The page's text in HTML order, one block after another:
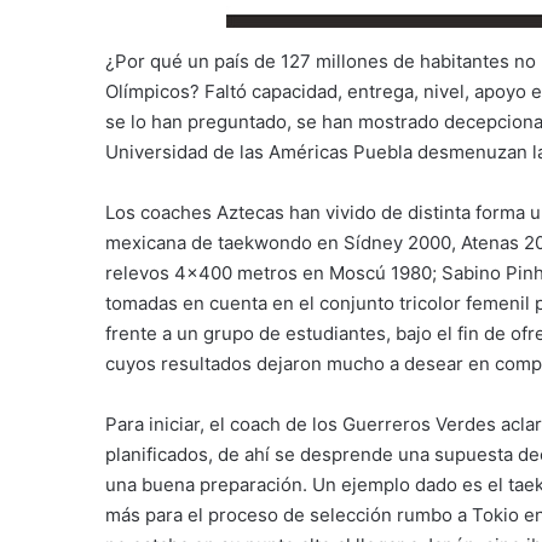
¿Por qué un país de 127 millones de habitantes
Olímpicos? Faltó capacidad, entrega, nivel,
se lo han preguntado, se han mostrado
Universidad de las Américas Puebla desmenuzan
Los coaches Aztecas han vivido de distinta
mexicana de taekwondo en Sídney 2000, Atenas
relevos 4×400 metros en Moscú 1980; Sabino
tomadas en cuenta en el conjunto tricolor femenil
frente a un grupo de estudiantes, bajo el fin de
cuyos resultados dejaron mucho a desear en
Para iniciar, el coach de los Guerreros Verdes
planificados, de ahí se desprende una supuesta
una buena preparación. Un ejemplo dado es el
más para el proceso de selección rumbo a Tokio